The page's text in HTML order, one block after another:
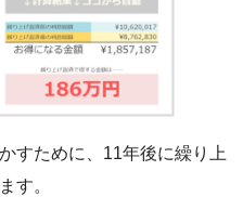
すために、11年後に繰り上
す。